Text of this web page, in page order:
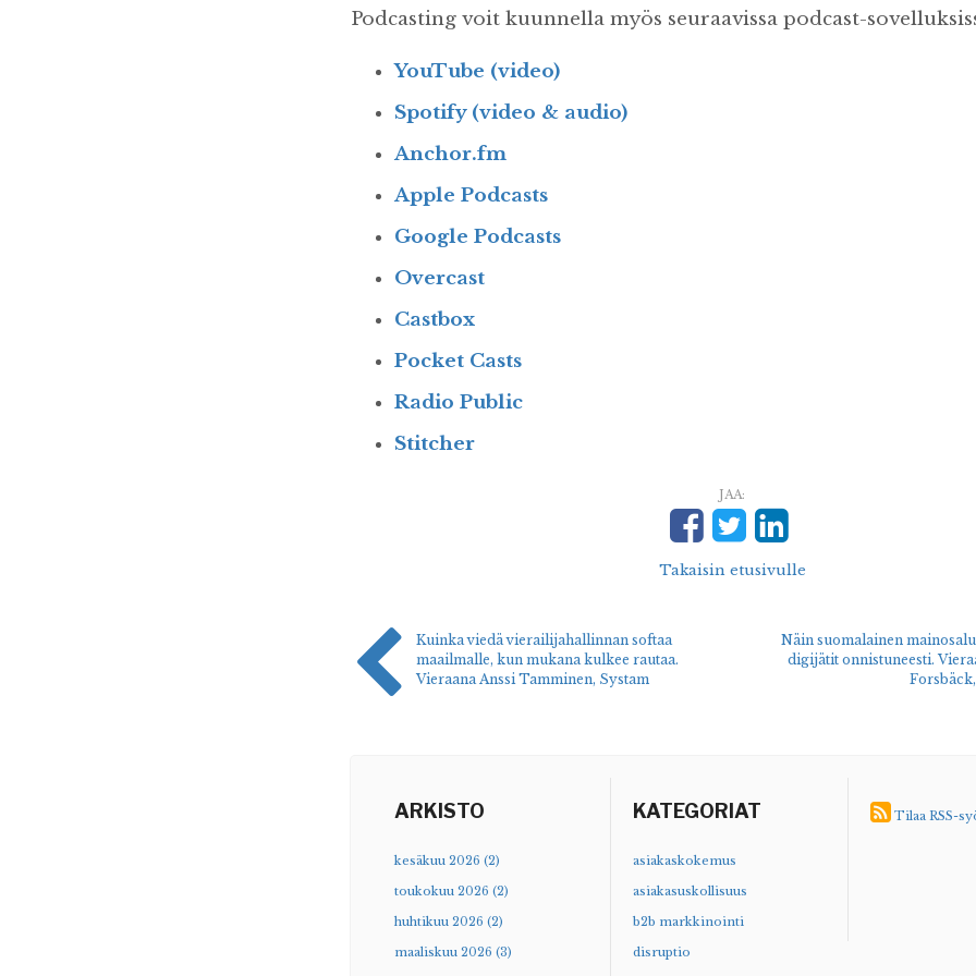
Podcasting voit kuunnella myös seuraavissa podcast-
YouTube (video)
Spotify (video & audio)
Anchor.fm
Apple Podcasts
Google Podcasts
Overcast
Castbox
Pocket Casts
Radio Public
Stitcher
JAA:
Takaisin etusivulle
Kuinka viedä vierailijahallinnan softaa
maailmalle, kun mukana kulkee rautaa.
Vieraana Anssi Tamminen, Systam
Näin suomalainen
digijätit onnistuneesti.
ARKISTO
kesäkuu 2026 (2)
toukokuu 2026 (2)
huhtikuu 2026 (2)
maaliskuu 2026 (3)
KATEGORIAT
asiakaskokemus
asiakasuskollisuus
b2b markkinointi
disruptio
Tilaa RSS-